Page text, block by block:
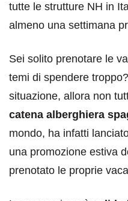
tutte le strutture NH in
almeno una settimana
Sei solito prenotare le
temi di spendere
situazione, allora non
catena alberghiera
mondo, ha infatti
una promozione estiva
prenotato le proprie